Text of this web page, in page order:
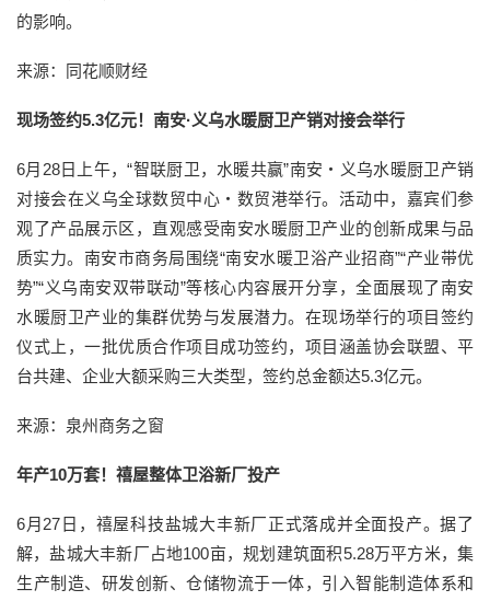
的影响。
来源：同花顺财经
现场签约5.3亿元！南安·义乌水暖厨卫产销对接会举行
6月28日上午，“智联厨卫，水暖共赢”南安・义乌水暖厨卫产销
对接会在义乌全球数贸中心・数贸港举行。活动中，嘉宾们参
观了产品展示区，直观感受南安水暖厨卫产业的创新成果与品
质实力。南安市商务局围绕“南安水暖卫浴产业招商”“产业带优
势”“义乌南安双带联动”等核心内容展开分享，全面展现了南安
水暖厨卫产业的集群优势与发展潜力。在现场举行的项目签约
仪式上，一批优质合作项目成功签约，项目涵盖协会联盟、平
台共建、企业大额采购三大类型，签约总金额达5.3亿元。
来源：泉州商务之窗
年产10万套！禧屋整体卫浴新厂投产
6月27日，禧屋科技盐城大丰新厂正式落成并全面投产。据了
解，盐城大丰新厂占地100亩，规划建筑面积5.28万平方米，集
生产制造、研发创新、仓储物流于一体，引入智能制造体系和